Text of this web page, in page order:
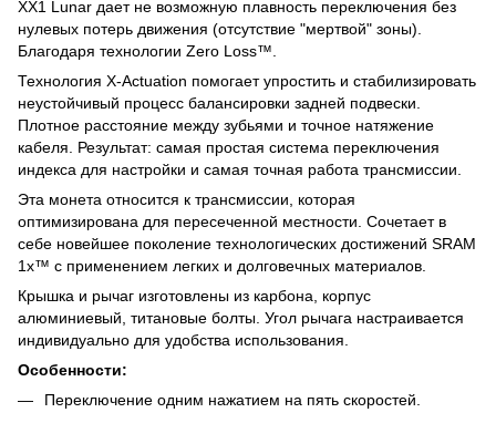
XX1 Lunar дает не возможную плавность переключения без
нулевых потерь движения (отсутствие "мертвой" зоны).
Благодаря технологии Zero Loss™.
Технология X-Actuation помогает упростить и стабилизировать
неустойчивый процесс балансировки задней подвески.
Плотное расстояние между зубьями и точное натяжение
кабеля. Результат: самая простая система переключения
индекса для настройки и самая точная работа трансмиссии.
Эта монета относится к трансмиссии, которая
оптимизирована для пересеченной местности. Сочетает в
себе новейшее поколение технологических достижений SRAM
1x™ с применением легких и долговечных материалов.
Крышка и рычаг изготовлены из карбона, корпус
алюминиевый, титановые болты. Угол рычага настраивается
индивидуально для удобства использования.
Особенности:
Переключение одним нажатием на пять скоростей.